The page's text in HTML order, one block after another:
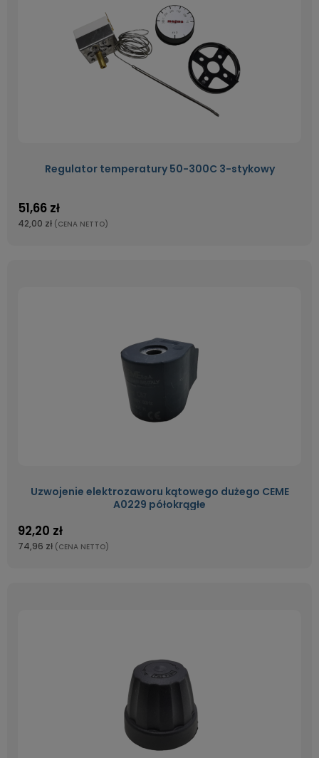
Regulator temperatury 50-300C 3-stykowy
51,66 zł
42,00 zł (CENA NETTO)
Uzwojenie elektrozaworu kątowego dużego CEME
A0229 półokrągłe
92,20 zł
74,96 zł (CENA NETTO)